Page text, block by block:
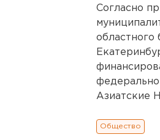
Согласно
областного
Азиатские
Общество